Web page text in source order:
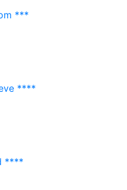
***
****
****